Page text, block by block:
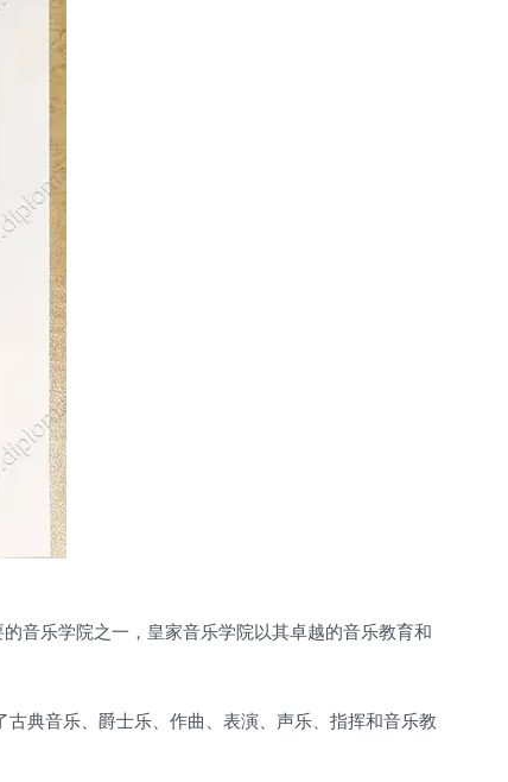
音乐学院之一，皇家音乐学院以其卓越的音乐教育和
古典音乐、爵士乐、作曲、表演、声乐、指挥和音乐教